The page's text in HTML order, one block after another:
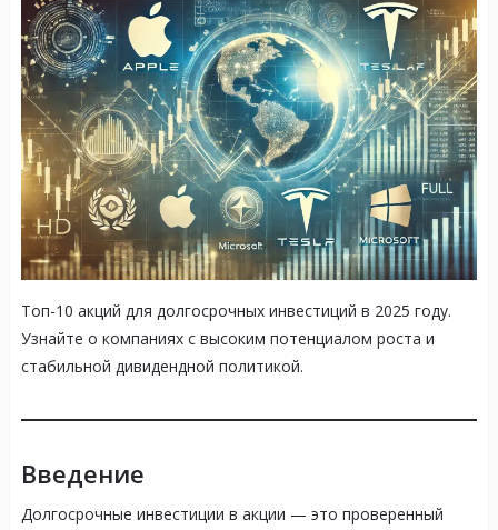
Топ-10 акций для долгосрочных инвестиций в 2025 году.
Узнайте о компаниях с высоким потенциалом роста и
стабильной дивидендной политикой.
Введение
Долгосрочные инвестиции в акции — это проверенный